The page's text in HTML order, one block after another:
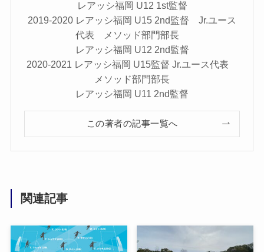
レアッシ福岡 U12 1st監督
2019-2020 レアッシ福岡 U15 2nd監督 Jr.ユース
代表 メソッド部門部長
レアッシ福岡 U12 2nd監督
2020-2021 レアッシ福岡 U15監督 Jr.ユース代表
メソッド部門部長
レアッシ福岡 U11 2nd監督
この著者の記事一覧へ
関連記事